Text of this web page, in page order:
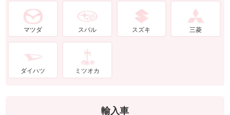
マツダ スバル スズキ 三菱
ダイハツ ミツオカ
輸入車